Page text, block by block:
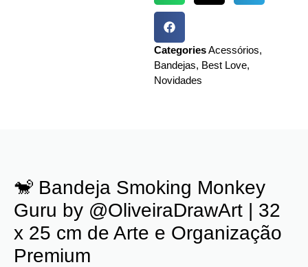
CategoriesAcessórios,
Bandejas, Best Love,
Novidades
🐒 Bandeja Smoking Monkey
Guru by @OliveiraDrawArt | 32
x 25 cm de Arte e Organização
Premium